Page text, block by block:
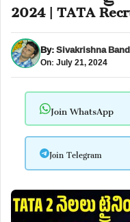
2024 | TATA
By:Sivakrishna
On: July 21, 2024
Join WhatsApp
Join Telegram